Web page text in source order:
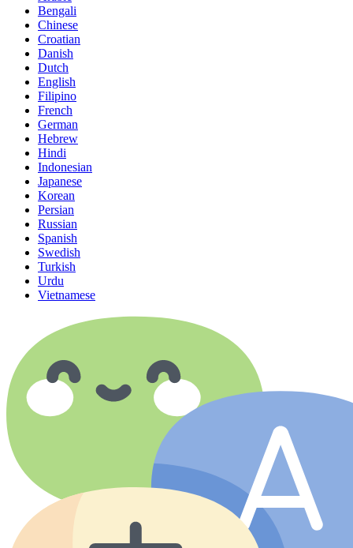
Bengali
Chinese
Croatian
Danish
Dutch
English
Filipino
French
German
Hebrew
Hindi
Indonesian
Japanese
Korean
Persian
Russian
Spanish
Swedish
Turkish
Urdu
Vietnamese